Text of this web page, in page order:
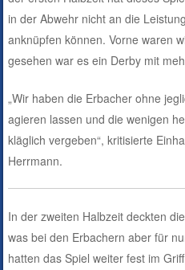
in der Abwehr nicht an die
anknüpfen können. Vorne waren
gesehen war es ein Derby mit
„Wir haben die Erbacher ohne
agieren lassen und die wenigen
kläglich vergeben“, kritisierte
Herrmann.
In der zweiten Halbzeit deckten
was bei den Erbachern aber für
hatten das Spiel weiter fest im